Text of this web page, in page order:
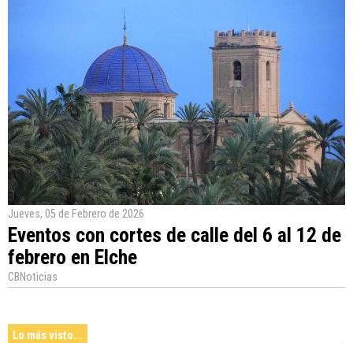
Jueves, 05 de Febrero de 2026
Eventos con cortes de calle del 6 al 12 de
febrero en Elche
CBNoticias
Lo más visto...